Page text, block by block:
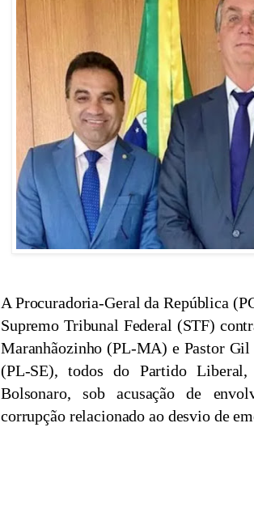
A Procuradoria-Geral da República
Supremo Tribunal Federal (STF)
Maranhãozinho (PL-MA) e Pastor
(PL-SE), todos do Partido
Bolsonaro, sob acusação de
corrupção relacionado ao desvio de